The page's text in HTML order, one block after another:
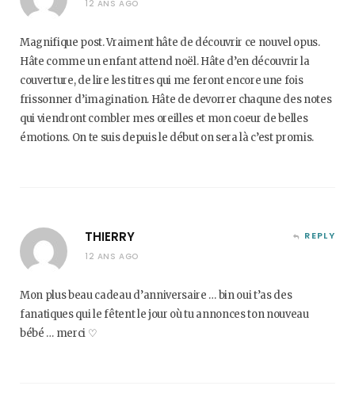
12 ANS AGO
Magnifique post. Vraiment hâte de découvrir ce nouvel opus.
Hâte comme un enfant attend noël. Hâte d’en découvrir la
couverture, de lire les titres qui me feront encore une fois
frissonner d’imagination. Hâte de devorrer chaqune des notes
qui viendront combler mes oreilles et mon coeur de belles
émotions. On te suis depuis le début on sera là c’est promis.
THIERRY
12 ANS AGO
REPLY
Mon plus beau cadeau d’anniversaire … bin oui t’as des
fanatiques qui le fêtent le jour où tu annonces ton nouveau
bébé … merci ♡